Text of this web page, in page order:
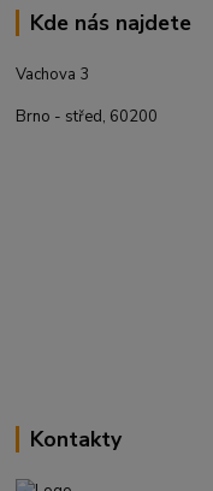
Kde nás najdete
Vachova 3
Brno - střed, 60200
Kontakty